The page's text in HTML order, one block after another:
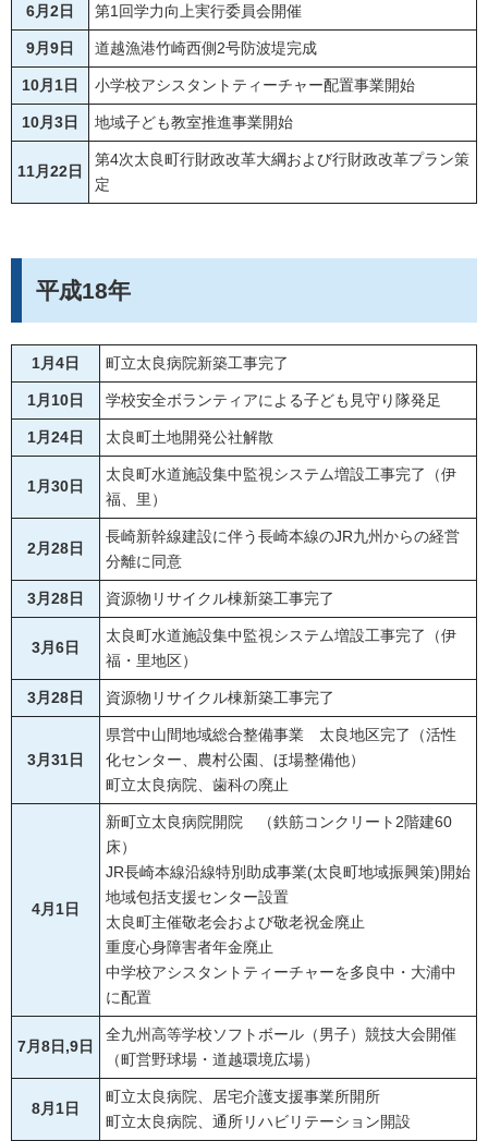
6月2日 第1回学力向上実行委員会開催
9月9日 道越漁港竹崎西側2号防波堤完成
10月1日 小学校アシスタントティーチャー配置事業開始
10月3日 地域子ども教室推進事業開始
11月22日
第4次太良町行財政改革大綱および行財政改革プラン策
定
平成18年
1月4日 町立太良病院新築工事完了
1月10日 学校安全ボランティアによる子ども見守り隊発足
1月24日 太良町土地開発公社解散
1月30日
太良町水道施設集中監視システム増設工事完了（伊
福、里）
2月28日
長崎新幹線建設に伴う長崎本線のJR九州からの経営
分離に同意
3月28日 資源物リサイクル棟新築工事完了
3月6日
太良町水道施設集中監視システム増設工事完了（伊
福・里地区）
3月28日 資源物リサイクル棟新築工事完了
3月31日
県営中山間地域総合整備事業 太良地区完了（活性
化センター、農村公園、ほ場整備他）
町立太良病院、歯科の廃止
4月1日
新町立太良病院開院 （鉄筋コンクリート2階建60
床）
JR長崎本線沿線特別助成事業(太良町地域振興策)開始
地域包括支援センター設置
太良町主催敬老会および敬老祝金廃止
重度心身障害者年金廃止
中学校アシスタントティーチャーを多良中・大浦中
に配置
7月8日,9日
全九州高等学校ソフトボール（男子）競技大会開催
（町営野球場・道越環境広場）
8月1日
町立太良病院、居宅介護支援事業所開所
町立太良病院、通所リハビリテーション開設